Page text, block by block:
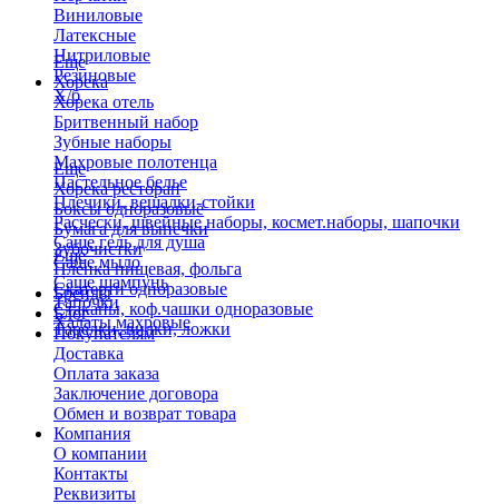
Виниловые
Латексные
Нитриловые
Резиновые
Х/б
Еще
Хорека
Хорека отель
Бритвенный набор
Зубные наборы
Махровые полотенца
Пастельное белье
Плечики, вешалки-стойки
Расчески, швейные наборы, космет.наборы, шапочки
Саше гель для душа
Саше мыло
Саше шампунь
Тапочки
Халаты махровые
Еще
Хорека ресторан
Боксы одноразовые
Бумага для выпечки
Зубочистки
Пленка пищевая, фольга
Скатерти одноразовые
Стаканы, коф.чашки одноразовые
Тарелки, вилки, ложки
Еще
Бренды
Блог
Покупателям
Доставка
Оплата заказа
Заключение договора
Обмен и возврат товара
Компания
О компании
Контакты
Реквизиты